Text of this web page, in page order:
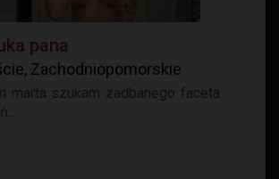
pana
Zachodniopomorskie
marta szukam zadbanego faceta